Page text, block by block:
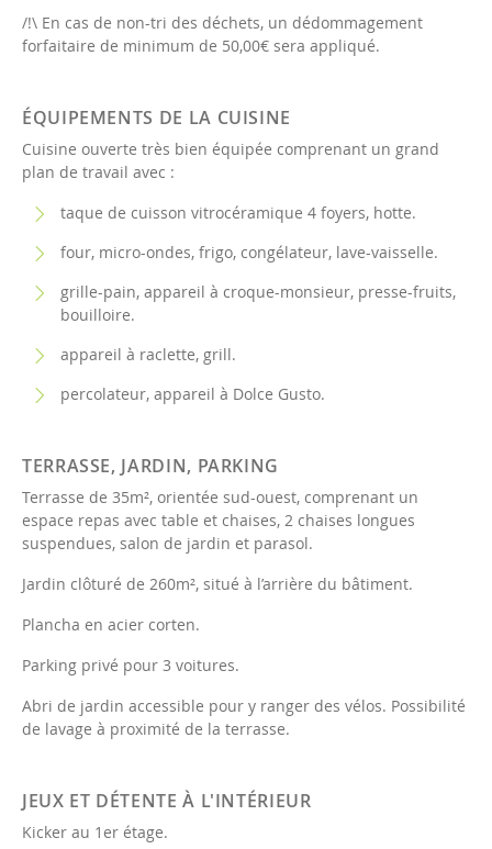
/!\ En cas de non-tri des déchets, un dédommagement
forfaitaire de minimum de 50,00€ sera appliqué.
ÉQUIPEMENTS DE LA CUISINE
Cuisine ouverte très bien équipée comprenant un grand
plan de travail avec :
taque de cuisson vitrocéramique 4 foyers, hotte.
four, micro-ondes, frigo, congélateur, lave-vaisselle.
grille-pain, appareil à croque-monsieur, presse-fruits,
bouilloire.
appareil à raclette, grill.
percolateur, appareil à Dolce Gusto.
TERRASSE, JARDIN, PARKING
Terrasse de 35m², orientée sud-ouest, comprenant un
espace repas avec table et chaises, 2 chaises longues
suspendues, salon de jardin et parasol.
Jardin clôturé de 260m², situé à l’arrière du bâtiment.
Plancha en acier corten.
Parking privé pour 3 voitures.
Abri de jardin accessible pour y ranger des vélos. Possibilité
de lavage à proximité de la terrasse.
JEUX ET DÉTENTE À L'INTÉRIEUR
Kicker au 1er étage.